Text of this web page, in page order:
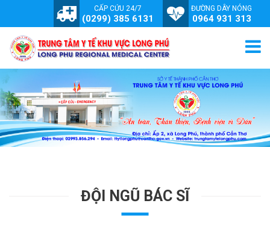
CẤP CỨU 24/7
(0299) 385 6131
ĐƯỜNG DÂY NÓNG
0964 931 313
ĐỘI NGŨ BÁC SĨ